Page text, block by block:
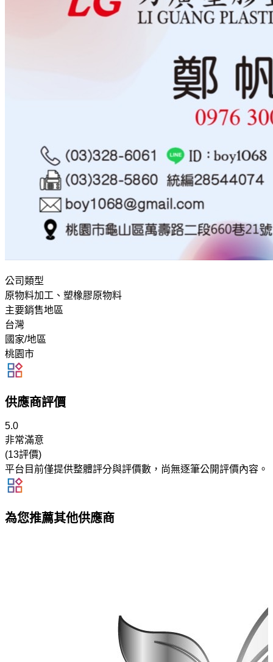
公司類型
原物料加工、塑橡膠原物料
主要銷售地區
台灣
國家/地區
桃園市
供應商評價
5.0
非常滿意
(13評價)
平台目前僅提供整體評分與評價數，尚無逐筆公開評價內容。
為您推薦其他供應商